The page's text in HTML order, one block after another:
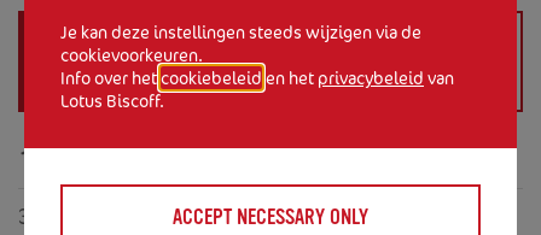
INGREDIËNTEN (VOOR 4
PERSONEN)
12 Lotus®Madeleine met amandelsmaak
300 ml room
Je kan deze instellingen steeds wijzigen via de
cookievoorkeuren.
Info over hetcookiebeleid en het privacybeleid van
Lotus Biscoff.
ACCEPT NECESSARY ONLY